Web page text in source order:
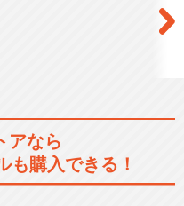
アなら
も購入できる！